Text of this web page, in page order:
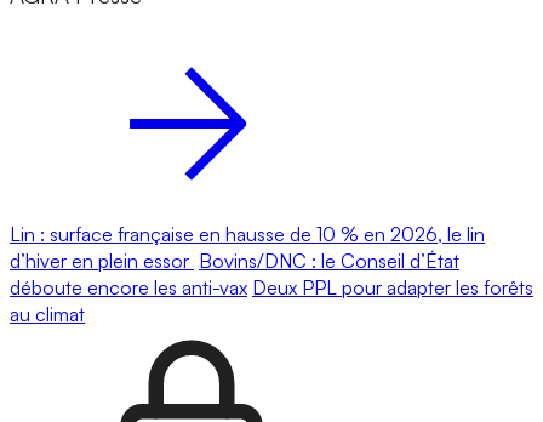
Lin : surface française en hausse de 10 % en 2026, le lin
d’hiver en plein essor Bovins/DNC : le Conseil d’État
déboute encore les anti-vax Deux PPL pour adapter les forêts
au climat